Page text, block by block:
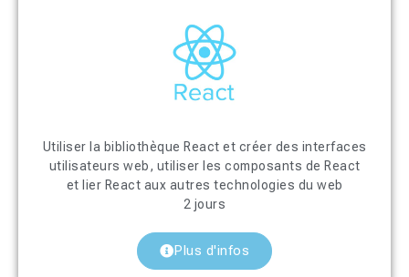
Utiliser la bibliothèque React et créer des interfaces
utilisateurs web, utiliser les composants de React
et lier React aux autres technologies du web
2 jours
Plus d'infos